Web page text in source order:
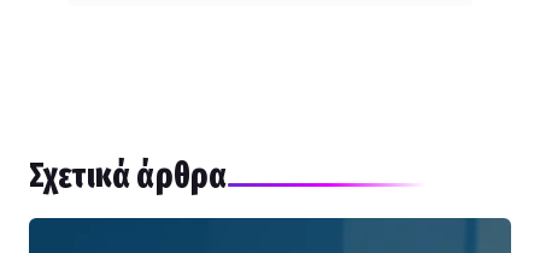
Σχετικά άρθρα